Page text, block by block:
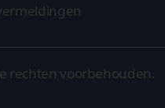
rechten voorbehouden.